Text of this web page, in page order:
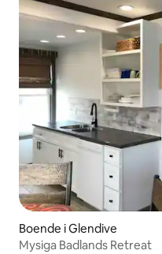
Boende i Glendive
Mysiga Badlands Retreat